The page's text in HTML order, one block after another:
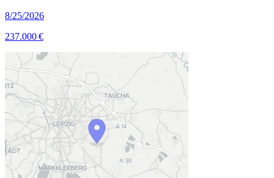
8/25/2026
237.000 €